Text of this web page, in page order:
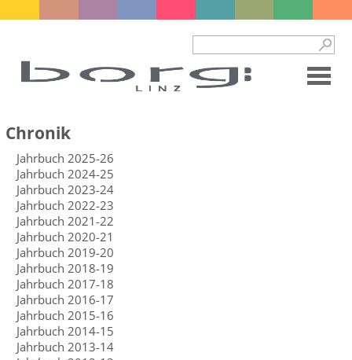
Chronik
Jahrbuch 2025-26
Jahrbuch 2024-25
Jahrbuch 2023-24
Jahrbuch 2022-23
Jahrbuch 2021-22
Jahrbuch 2020-21
Jahrbuch 2019-20
Jahrbuch 2018-19
Jahrbuch 2017-18
Jahrbuch 2016-17
Jahrbuch 2015-16
Jahrbuch 2014-15
Jahrbuch 2013-14